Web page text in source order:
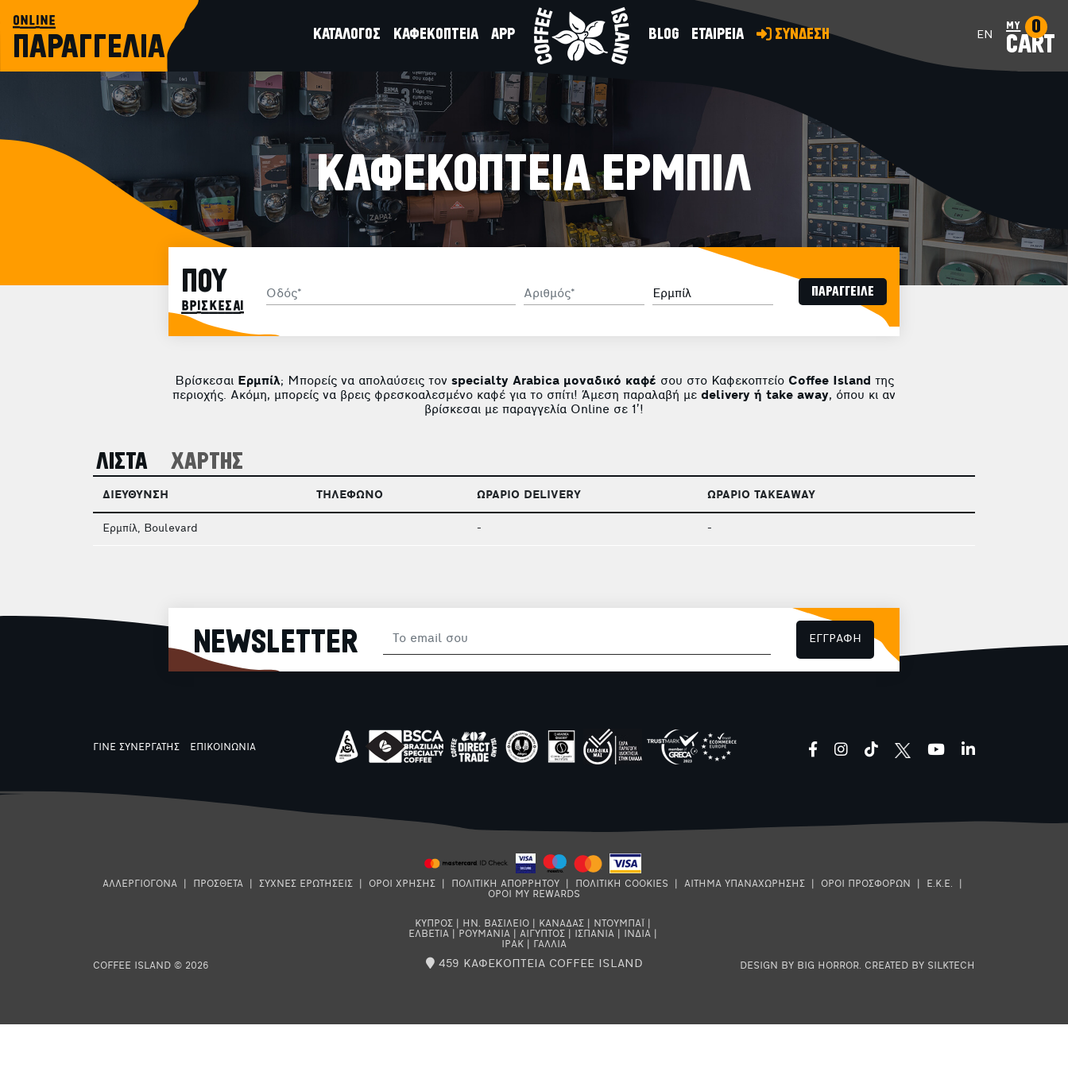
online
ΠΑΡΑΓΓΕΛΙΑ ΚΑΤΑΛΟΓΟΣ ΚΑΦΕΚΟΠΤΕΙΑ APP BLOG ΕΤΑΙΡΕΙΑ ΣΥΝΔΕΣΗ EN my
CART
0
ΚΑΦΕΚΟΠΤΕΙΑ ΕΡΜΠΙΛ
ΠΟΥ
βρίσκεσαι
ΠΑΡΑΓΓΕΙΛΕ
Βρίσκεσαι Ερμπίλ; Μπορείς να απολαύσεις τον specialty Arabica μοναδικό καφέ σου στο Καφεκοπτείο Coffee Island της
περιοχής. Ακόμη, μπορείς να βρεις φρεσκοαλεσμένο καφέ για το σπίτι! Άμεση παραλαβή με delivery ή take away, όπου κι αν
βρίσκεσαι με παραγγελία Online σε 1’!
ΛΙΣΤΑ ΧΑΡΤΗΣ
ΔΙΕΥΘΥΝΣΗ ΤΗΛΕΦΩΝΟ ΩΡΑΡΙΟ DELIVERY ΩΡΑΡΙΟ TAKEAWAY
Ερμπίλ, Boulevard - -
NEWSLETTER ΕΓΓΡΑΦΗ
ΓΙΝΕ ΣΥΝΕΡΓΑΤΗΣ ΕΠΙΚΟΙΝΩΝΙΑ facebookinstagram
tiktok youtubelinkedin
ΑΛΛΕΡΓΙΟΓΟΝΑ ΠΡΟΣΘΕΤΑ ΣΥΧΝΕΣ ΕΡΩΤΗΣΕΙΣ ΟΡΟΙ ΧΡΗΣΗΣ ΠΟΛΙΤΙΚΗ ΑΠΟΡΡΗΤΟΥ ΠΟΛΙΤΙΚΗ COOKIES ΑΙΤΗΜΑ ΥΠΑΝΑΧΩΡΗΣΗΣ ΟΡΟΙ ΠΡΟΣΦΟΡΩΝ Ε.Κ.Ε.
ΟΡΟΙ MY REWARDS
COFFEE ISLAND © 2026
ΚΥΠΡΟΣ ΗΝ. ΒΑΣΙΛΕΙΟ ΚΑΝΑΔΑΣ ΝΤΟΥΜΠΑΪ
ΕΛΒΕΤΙΑ
ΡΟΥΜΑΝΙΑ ΑΙΓΥΠΤΟΣ ΙΣΠΑΝΙΑ ΙΝΔΙΑ
ΙΡΑΚ
ΓΑΛΛΙΑ
459 ΚΑΦΕΚΟΠΤΕΙΑ COFFEE ISLAND DESIGN BY BIG HORROR. CREATED BY SILKTECH